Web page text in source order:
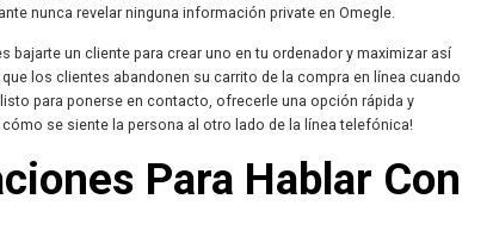
nunca revelar ninguna información private en Omegle.
bajarte un cliente para crear uno en tu ordenador y maximizar así
los clientes abandonen su carrito de la compra en línea cuando
para ponerse en contacto, ofrecerle una opción rápida y
se siente la persona al otro lado de la línea telefónica!
Para Hablar Con